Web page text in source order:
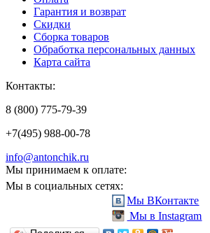
Гарантия и возврат
Скидки
Сборка товаров
Обработка персональных данных
Карта сайта
Контакты:
8 (800) 775-79-39
+7(495) 988-00-78
info@antonchik.ru
Мы принимаем к оплате:
Мы в социальных сетях:
Мы ВКонтакте
Мы в Instagram